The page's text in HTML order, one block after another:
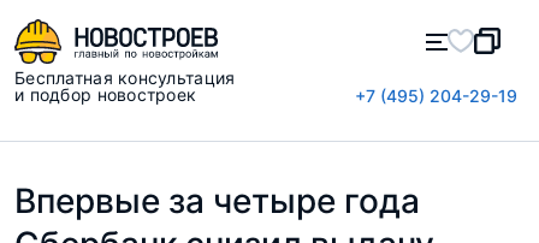
Бесплатная консультация
и подбор новостроек
+7 (495) 204-29-19
Впервые за четыре года